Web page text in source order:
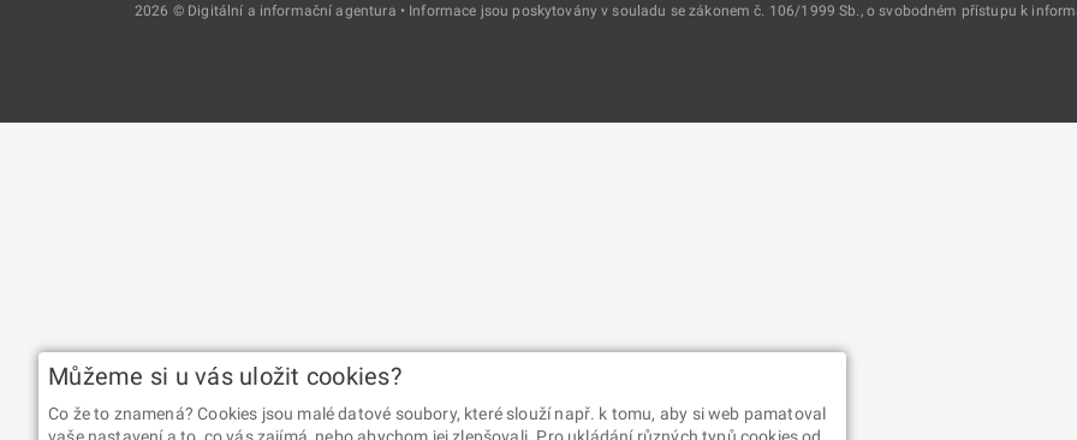
2026 © Digitální a informační agentura • Informace jsou poskytovány v souladu se zákonem č. 106/1999 Sb., o svobodném přístupu k
Můžeme si u vás uložit cookies?
Co že to znamená? Cookies jsou malé datové soubory, které slouží např. k tomu, aby si web pamatoval